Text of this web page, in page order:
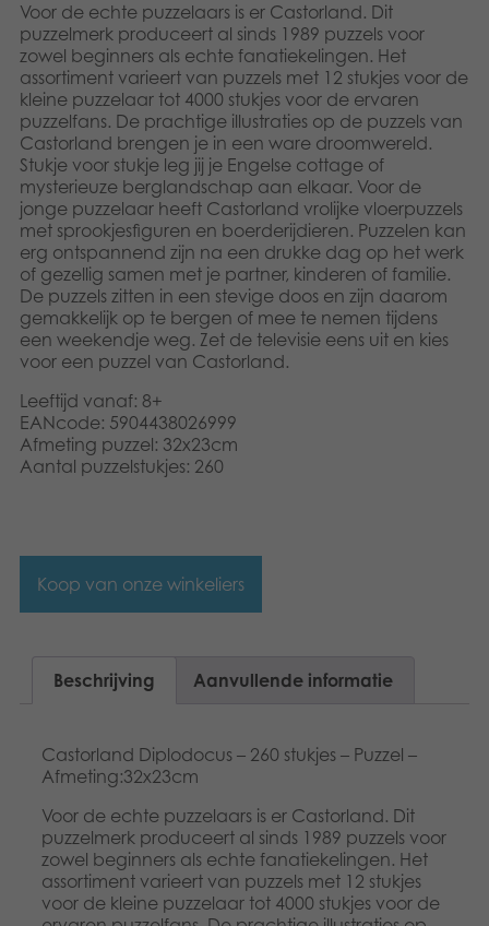
Boeken
Apps
Gearchiveerde producten
Voor de echte puzzelaars is er Castorland. Dit
puzzelmerk produceert al sinds 1989 puzzels voor
zowel beginners als echte fanatiekelingen. Het
assortiment varieert van puzzels met 12 stukjes voor de
kleine puzzelaar tot 4000 stukjes voor de ervaren
puzzelfans. De prachtige illustraties op de puzzels van
Castorland brengen je in een ware droomwereld.
Stukje voor stukje leg jij je Engelse cottage of
mysterieuze berglandschap aan elkaar. Voor de
jonge puzzelaar heeft Castorland vrolijke vloerpuzzels
met sprookjesfiguren en boerderijdieren. Puzzelen kan
erg ontspannend zijn na een drukke dag op het werk
of gezellig samen met je partner, kinderen of familie.
De puzzels zitten in een stevige doos en zijn daarom
gemakkelijk op te bergen of mee te nemen tijdens
een weekendje weg. Zet de televisie eens uit en kies
voor een puzzel van Castorland.
Leeftijd vanaf: 8+
EANcode: 5904438026999
Afmeting puzzel: 32x23cm
Aantal puzzelstukjes: 260
Koop van onze winkeliers
Beschrijving Aanvullende informatie
Castorland Diplodocus – 260 stukjes – Puzzel –
Afmeting:32x23cm
Voor de echte puzzelaars is er Castorland. Dit
puzzelmerk produceert al sinds 1989 puzzels voor
zowel beginners als echte fanatiekelingen. Het
assortiment varieert van puzzels met 12 stukjes
voor de kleine puzzelaar tot 4000 stukjes voor de